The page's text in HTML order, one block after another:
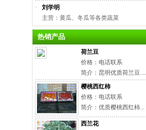
·
刘学明
主营：黄瓜、冬瓜等各类蔬菜
热销产品
荷兰豆
价格：电话联系
简介：昆明优质荷兰豆....
樱桃西红柿
价格：电话联系
简介：优质樱桃西红柿...
西兰花